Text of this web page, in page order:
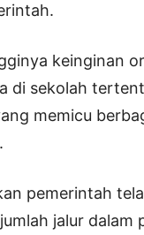
keinginan
di sekolah
memicu
pemerintah
jalur dalam